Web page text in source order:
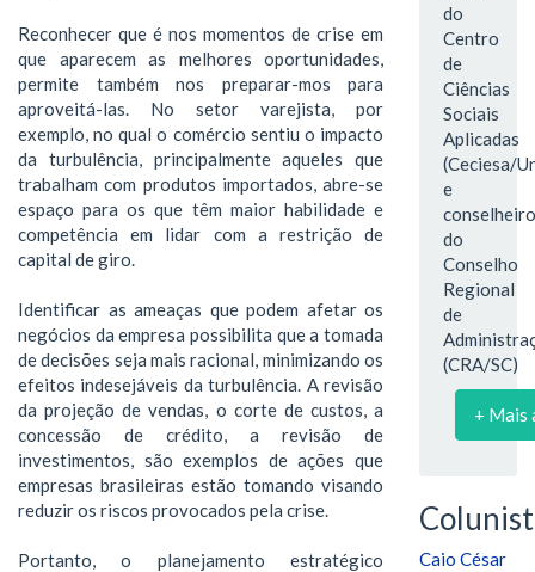
Reconhecer que é nos momentos de crise em
que aparecem as melhores oportunidades,
permite também nos preparar-mos para
aproveitá-las. No setor varejista, por
exemplo, no qual o comércio sentiu o impacto
da turbulência, principalmente aqueles que
trabalham com produtos importados, abre-se
espaço para os que têm maior habilidade e
competência em lidar com a restrição de
capital de giro.
Identificar as ameaças que podem afetar os
negócios da empresa possibilita que a tomada
de decisões seja mais racional, minimizando os
efeitos indesejáveis da turbulência. A revisão
da projeção de vendas, o corte de custos, a
concessão de crédito, a revisão de
investimentos, são exemplos de ações que
empresas brasileiras estão tomando visando
reduzir os riscos provocados pela crise.
Portanto, o planejamento estratégico
do
Centro
de
Ciências
Sociais
Aplicadas
(Ceciesa/
e
conselheiro
do
Conselho
Regional
de
(CRA/SC)
+ Mais
Caio César